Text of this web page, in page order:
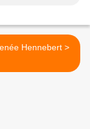
Adieu Renée Hennebert >